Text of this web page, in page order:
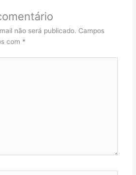
não será publicado. Campos
com *